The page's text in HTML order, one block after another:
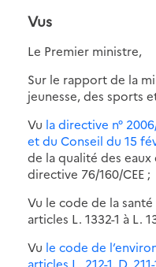
Vus
Le Premier ministre,
Sur le rapport de la
jeunesse, des sports
Vu la directive n°
et du Conseil du 15
de la qualité des
directive 76/160/CEE ;
Vu le code de la
articles L. 1332-1 à L.
Vu le code de
articles L. 212-1, D.